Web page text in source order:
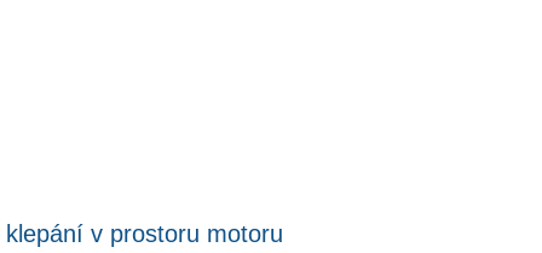
klepání v prostoru motoru